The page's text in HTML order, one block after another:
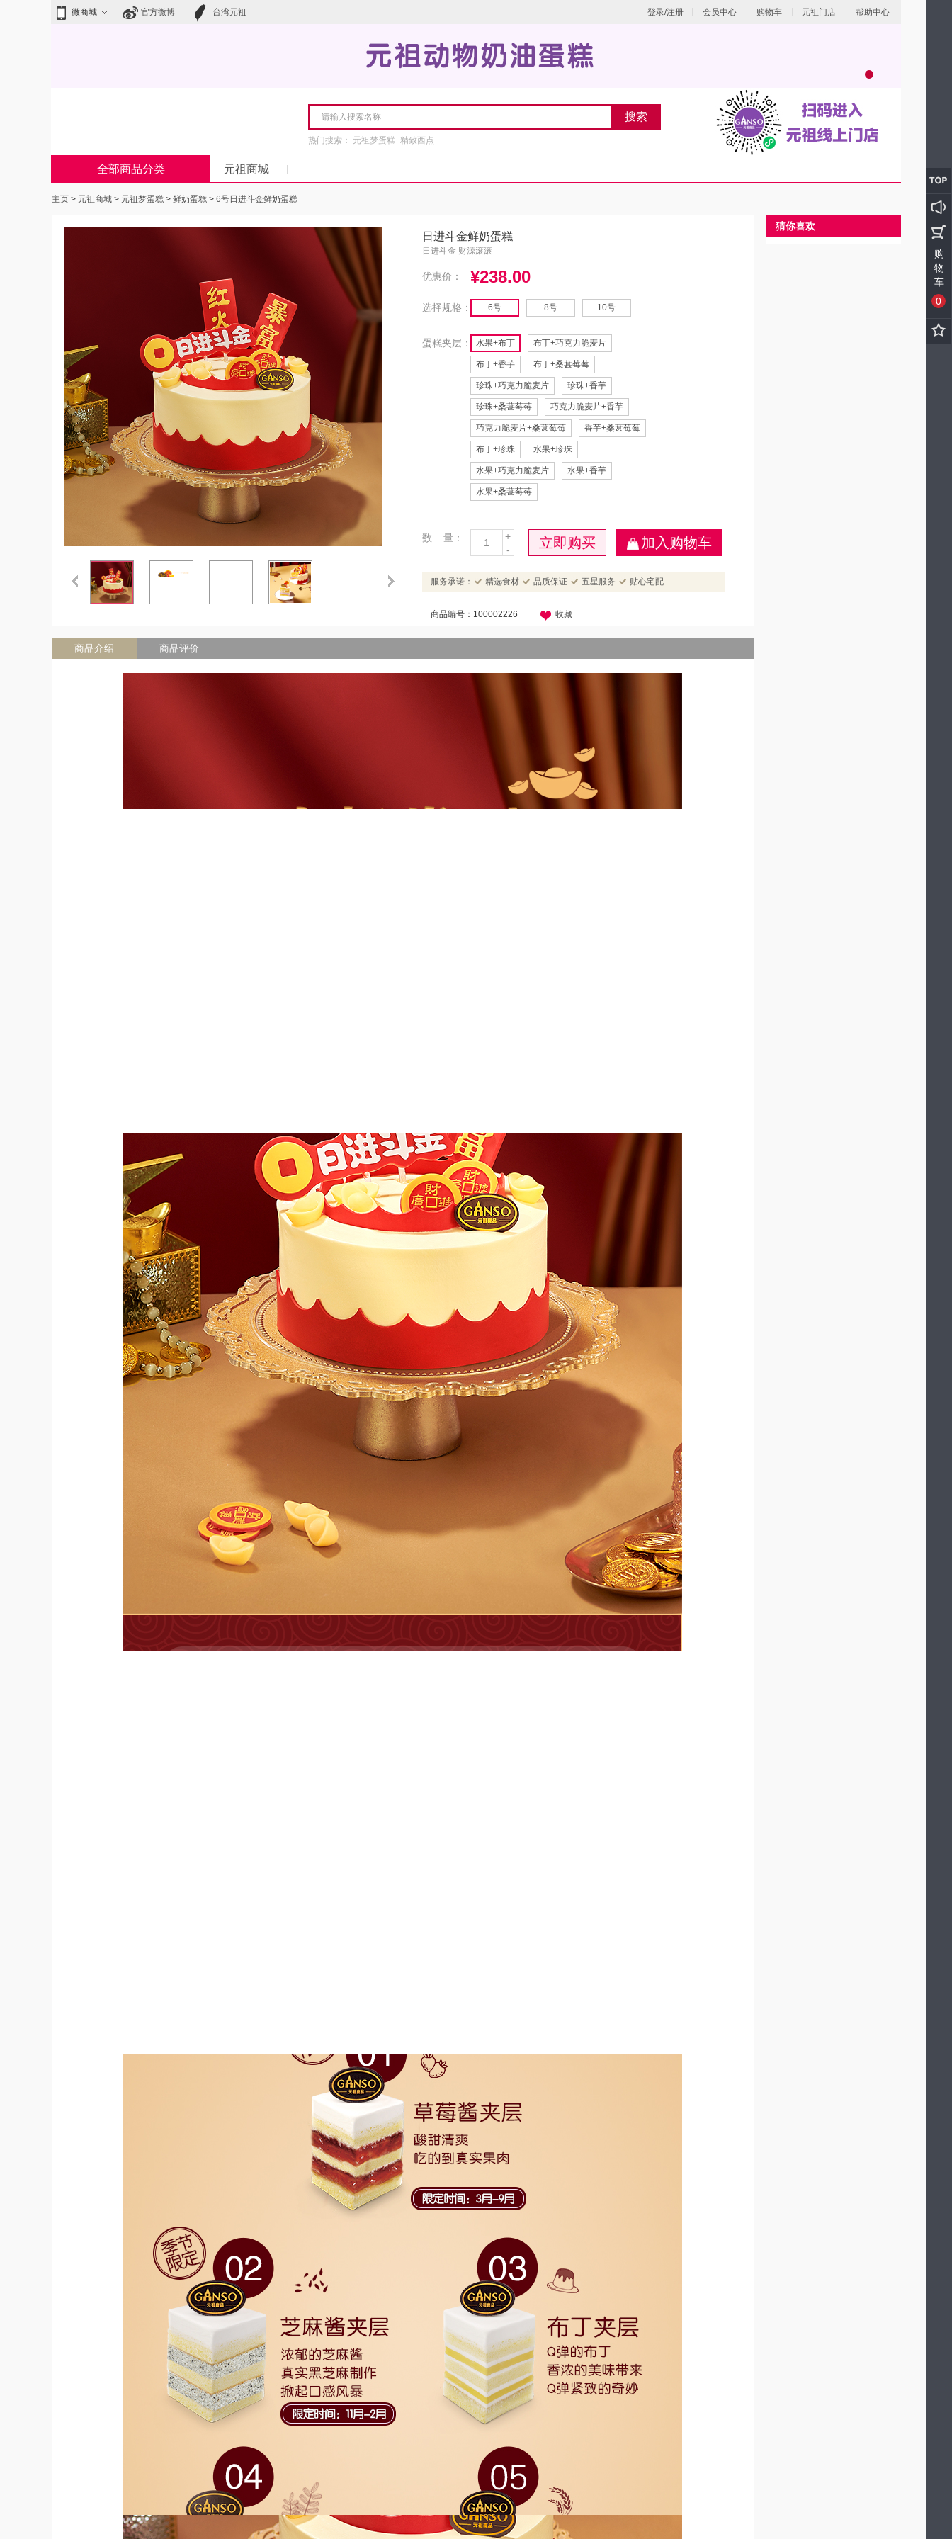
微商城 官方微博 台湾元祖 登录/注册 会员中心 购物车 元祖门店 帮助中心
搜索
热门搜索： 元祖梦蛋糕 精致西点
元祖商城
全部商品分类
主页> 元祖商城> 元祖梦蛋糕> 鲜奶蛋糕> 6号日进斗金鲜奶蛋糕
日进斗金鲜奶蛋糕
日进斗金 财源滚滚
优惠价： ¥238.00
选择规格： 6号 8号 10号
蛋糕夹层： 水果+布丁 布丁+巧克力脆麦片
布丁+香芋 布丁+桑葚莓莓
珍珠+巧克力脆麦片 珍珠+香芋
珍珠+桑葚莓莓 巧克力脆麦片+香芋
巧克力脆麦片+桑葚莓莓 香芋+桑葚莓莓
布丁+珍珠 水果+珍珠
水果+巧克力脆麦片 水果+香芋
水果+桑葚莓莓
数 量：
+
-
立即购买 加入购物车
服务承诺： 精选食材 品质保证 五星服务 贴心宅配
商品编号：100002226 收藏
商品介绍 商品评价
猜你喜欢
购
物
车
0